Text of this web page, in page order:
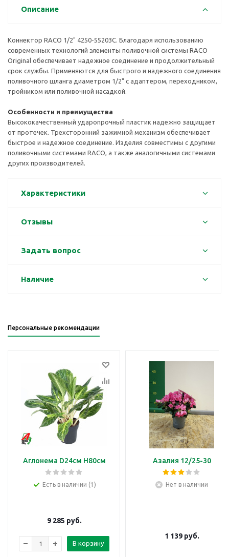
Описание
Коннектор RACO 1/2" 4250-55203C. Благодаря использованию
современных технологий элементы поливочной системы RACO
Original обеспечивает надежное соединение и продолжительный
срок службы. Применяются для быстрого и надежного соединения
поливочного шланга диаметром 1/2" с адаптером, переходником,
тройником или поливочной насадкой.
Особенности и преимущества
Высококачественный ударопрочный пластик надежно защищает
от протечек. Трехсторонний зажимной механизм обеспечивает
быстрое и надежное соединение. Изделия совместимы с другими
поливочными системами RACO, а также аналогичными системами
других производителей.
Характеристики
Отзывы
Задать вопрос
Наличие
Персональные рекомендации
Аглонема D24см H80см
Есть в наличии (1)
9 285 руб.
В корзину
Азалия 12/25-30
Нет в наличии
1 139руб.